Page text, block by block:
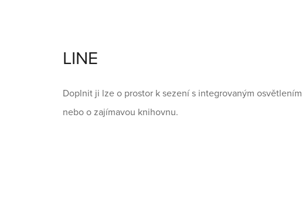
LINE
Doplnit ji lze o prostor k sezení s integrovaným osvětlením
nebo o zajímavou knihovnu.